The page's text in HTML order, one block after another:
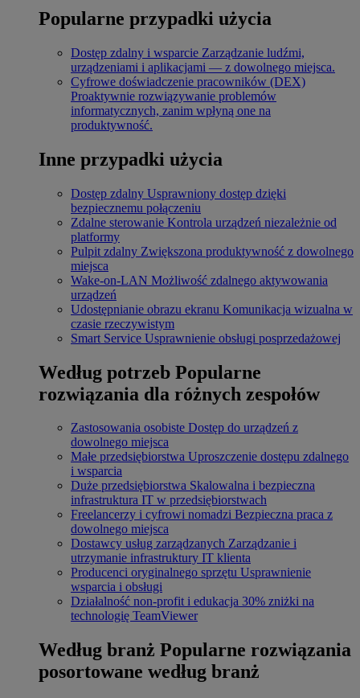
Popularne przypadki użycia
Dostęp zdalny i wsparcie Zarządzanie ludźmi,
urządzeniami i aplikacjami — z dowolnego miejsca.
Cyfrowe doświadczenie pracowników (DEX)
Proaktywnie rozwiązywanie problemów
informatycznych, zanim wpłyną one na
produktywność.
Inne przypadki użycia
Dostęp zdalny Usprawniony dostęp dzięki
bezpiecznemu połączeniu
Zdalne sterowanie Kontrola urządzeń niezależnie od
platformy
Pulpit zdalny Zwiększona produktywność z dowolnego
miejsca
Wake-on-LAN Możliwość zdalnego aktywowania
urządzeń
Udostępnianie obrazu ekranu Komunikacja wizualna w
czasie rzeczywistym
Smart Service Usprawnienie obsługi posprzedażowej
Według potrzeb Popularne
rozwiązania dla różnych zespołów
Zastosowania osobiste Dostęp do urządzeń z
dowolnego miejsca
Małe przedsiębiorstwa Uproszczenie dostępu zdalnego
i wsparcia
Duże przedsiębiorstwa Skalowalna i bezpieczna
infrastruktura IT w przedsiębiorstwach
Freelancerzy i cyfrowi nomadzi Bezpieczna praca z
dowolnego miejsca
Dostawcy usług zarządzanych Zarządzanie i
utrzymanie infrastruktury IT klienta
Producenci oryginalnego sprzętu Usprawnienie
wsparcia i obsługi
Działalność non-profit i edukacja 30% zniżki na
technologię TeamViewer
Według branż Popularne rozwiązania
posortowane według branż